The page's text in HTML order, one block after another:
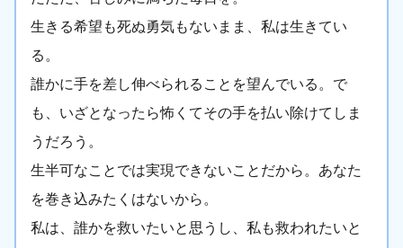
生きる希望も死ぬ勇気もないまま、私は生きてい
る。
誰かに手を差し伸べられることを望んでいる。で
も、いざとなったら怖くてその手を払い除けてしま
うだろう。
生半可なことでは実現できないことだから。あなた
を巻き込みたくはないから。
私は、誰かを救いたいと思うし、私も救われたいと